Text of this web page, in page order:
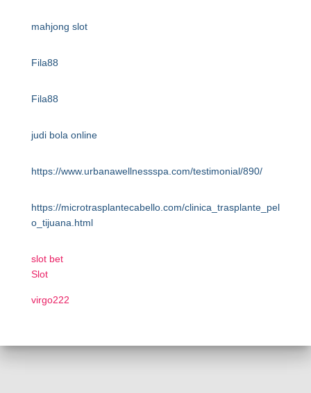
mahjong slot
Fila88
Fila88
judi bola online
https://www.urbanawellnessspa.com/testimonial/890/
https://microtrasplantecabello.com/clinica_trasplante_pel
o_tijuana.html
slot bet
Slot
virgo222